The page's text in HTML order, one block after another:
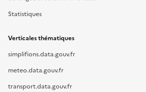
Statistiques
Verticales thématiques
simplifions.data.gouv.fr
meteo.data.gouv.fr
transport.data.gouv.fr